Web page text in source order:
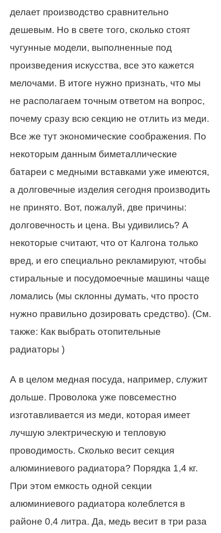
делает производство сравнительно
дешевым. Но в свете того, сколько стоят
чугунные модели, выполненные под
произведения искусства, все это кажется
мелочами. В итоге нужно признать, что мы
не располагаем точным ответом на вопрос,
почему сразу всю секцию не отлить из меди.
Все же тут экономические соображения. По
некоторым данным биметаллические
батареи с медными вставками уже имеются,
а долговечные изделия сегодня производить
не принято. Вот, пожалуй, две причины:
долговечность и цена. Вы удивились? А
некоторые считают, что от Калгона только
вред, и его специально рекламируют, чтобы
стиральные и посудомоечные машины чаще
ломались (мы склонны думать, что просто
нужно правильно дозировать средство). (См.
также: Как выбрать отопительные
радиаторы )
А в целом медная посуда, например, служит
дольше. Проволока уже повсеместно
изготавливается из меди, которая имеет
лучшую электрическую и тепловую
проводимость. Сколько весит секция
алюминиевого радиатора? Порядка 1,4 кг.
При этом емкость одной секции
алюминиевого радиатора колеблется в
районе 0,4 литра. Да, медь весит в три раза